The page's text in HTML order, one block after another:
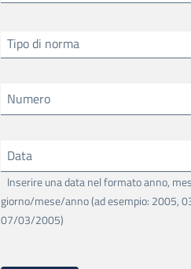
Tipo di norma
Numero
Data
Inserire una data nel formato anno,
giorno/mese/anno (ad esempio: 2005,
07/03/2005)